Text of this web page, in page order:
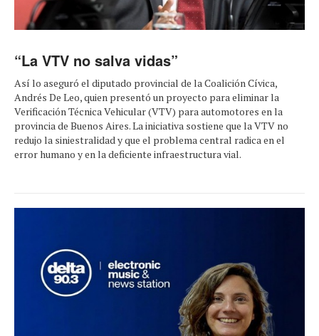
“La VTV no salva vidas”
Así lo aseguró el diputado provincial de la Coalición Cívica,
Andrés De Leo, quien presentó un proyecto para eliminar la
Verificación Técnica Vehicular (VTV) para automotores en la
provincia de Buenos Aires. La iniciativa sostiene que la VTV no
redujo la siniestralidad y que el problema central radica en el
error humano y en la deficiente infraestructura vial.